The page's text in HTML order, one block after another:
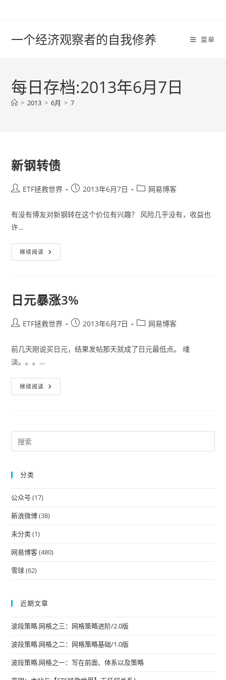
一个经济观察者的自我修养 菜单
每日存档:2013年6月7日
> 2013 > 6月 > 7
新钢转债
PostETF拯救世界
Post2013年6月7日
Post网易博客
有没有博友对新钢转在这个价位有兴趣？ 风险几乎没有，收益也
许…
继续阅读 新
钢
日元暴涨3%
PostETF拯救世界
Post2013年6月7日
Post网易博客
前几天刚说买日元，结果发帖那天就成了日元最低点。 魂
淡。。。…
继续阅读 日
元
分类
公众号 (17)
新浪微博(38)
未分类(1)
网易博客(480)
雪球(62)
近期文章
波段策略.网格之三：网格策略进阶/2.0版
波段策略.网格之二：网格策略基础/1.0版
波段策略.网格之一：写在前面、体系以及策略